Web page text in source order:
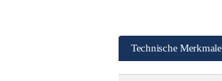
Technische Merkmale